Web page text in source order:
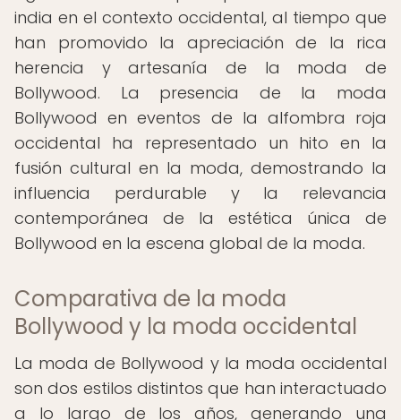
india en el contexto occidental, al tiempo que
han promovido la apreciación de la rica
herencia y artesanía de la moda de
Bollywood. La presencia de la moda
Bollywood en eventos de la alfombra roja
occidental ha representado un hito en la
fusión cultural en la moda, demostrando la
influencia perdurable y la relevancia
contemporánea de la estética única de
Bollywood en la escena global de la moda.
Comparativa de la moda
Bollywood y la moda occidental
La moda de Bollywood y la moda occidental
son dos estilos distintos que han interactuado
a lo largo de los años, generando una